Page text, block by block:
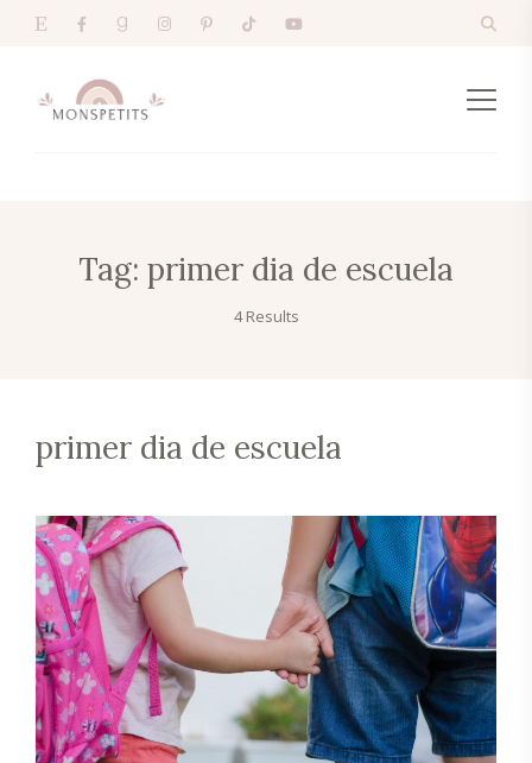
Tag: primer dia de escuela
4 Results
primer dia de escuela